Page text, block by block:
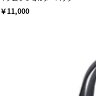
￥11,000